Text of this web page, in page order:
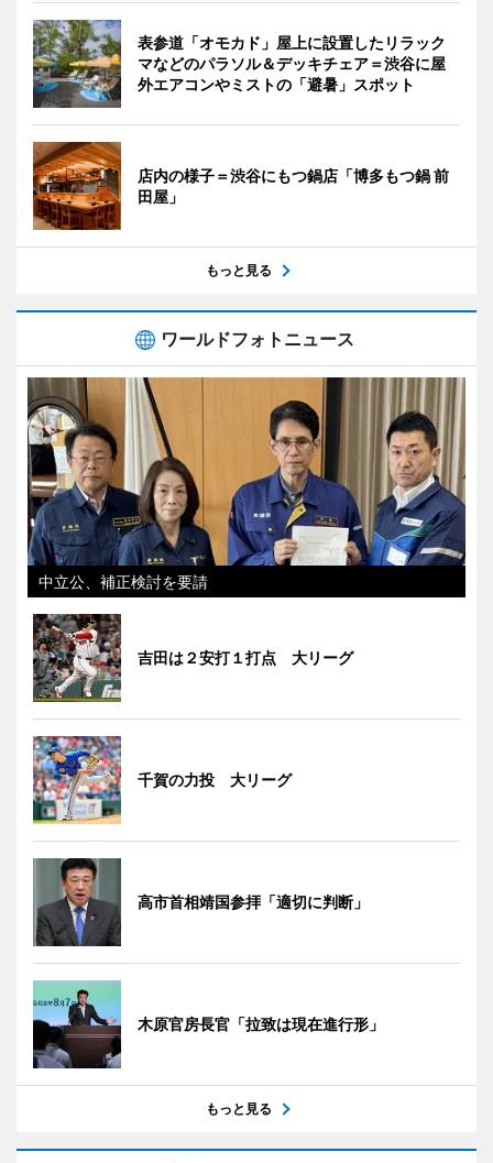
表参道「オモカド」屋上に設置したリラック
マなどのパラソル＆デッキチェア＝渋谷に屋
外エアコンやミストの「避暑」スポット
店内の様子＝渋谷にもつ鍋店「博多もつ鍋 前
田屋」
もっと見る
ワールドフォトニュース
中立公、補正検討を要請
吉田は２安打１打点 大リーグ
千賀の力投 大リーグ
高市首相靖国参拝「適切に判断」
木原官房長官「拉致は現在進行形」
もっと見る